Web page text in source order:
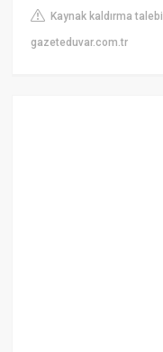
Kaynak kaldırma talebi
gazeteduvar.com.tr